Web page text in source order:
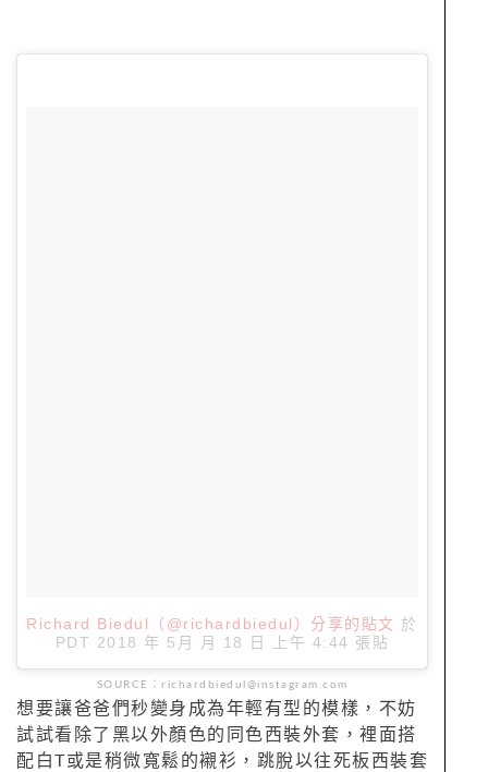
Richard Biedul（@richardbiedul）分享的貼文 於
PDT 2018 年 5月 月 18 日 上午 4:44 張貼
SOURCE：richardbiedul@instagram.com
想要讓爸爸們秒變身成為年輕有型的模樣，不妨
試試看除了黑以外顏色的同色西裝外套，裡面搭
配白T或是稍微寬鬆的襯衫，跳脫以往死板西裝套